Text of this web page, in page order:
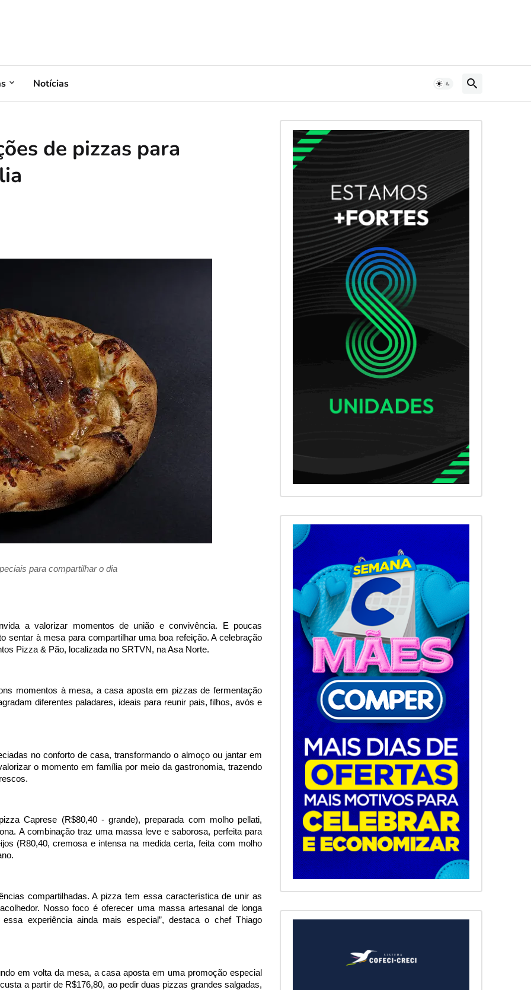
Notícias
de pizzas para
para compartilhar o dia
a valorizar momentos de união e convivência. E poucas
sentar à mesa para compartilhar uma boa refeição. A celebração
Pizza & Pão, localizada no SRTVN, na Asa Norte.
momentos à mesa, a casa aposta em pizzas de fermentação
diferentes paladares, ideais para reunir pais, filhos, avós e
no conforto de casa, transformando o almoço ou jantar em
o momento em família por meio da gastronomia, trazendo
Caprese (R$80,40 - grande), preparada com molho pellati,
A combinação traz uma massa leve e saborosa, perfeita para
(R80,40, cremosa e intensa na medida certa, feita com molho
compartilhadas. A pizza tem essa característica de unir as
Nosso foco é oferecer uma massa artesanal de longa
experiência ainda mais especial”, destaca o chef Thiago
em volta da mesa, a casa aposta em uma promoção especial
a partir de R$176,80, ao pedir duas pizzas grandes salgadas,